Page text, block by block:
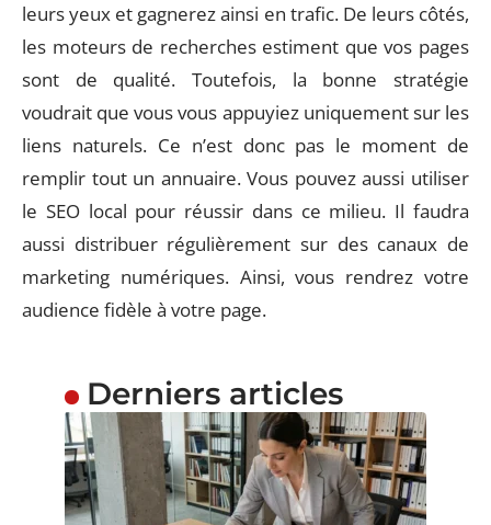
leurs yeux et gagnerez ainsi en trafic. De leurs côtés,
les moteurs de recherches estiment que vos pages
sont de qualité. Toutefois, la bonne stratégie
voudrait que vous vous appuyiez uniquement sur les
liens naturels. Ce n’est donc pas le moment de
remplir tout un annuaire. Vous pouvez aussi utiliser
le SEO local pour réussir dans ce milieu. Il faudra
aussi distribuer régulièrement sur des canaux de
marketing numériques. Ainsi, vous rendrez votre
audience fidèle à votre page.
Derniers articles